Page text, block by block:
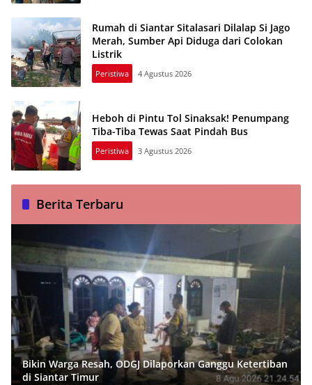
Rumah di Siantar Sitalasari Dilalap Si Jago
Merah, Sumber Api Diduga dari Colokan
Listrik
Peristiwa 4 Agustus 2026
Heboh di Pintu Tol Sinaksak! Penumpang
Tiba-Tiba Tewas Saat Pindah Bus
Peristiwa 3 Agustus 2026
Berita Terbaru
Bikin Warga Resah, ODGJ Dilaporkan Ganggu Ketertiban
di Siantar Timur